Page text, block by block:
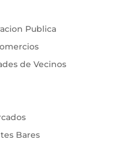
Publica
de Vecinos
Bares